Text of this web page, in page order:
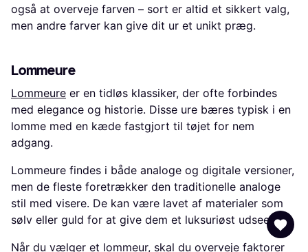
også at overveje farven – sort er altid et sikkert valg,
men andre farver kan give dit ur et unikt præg.
Lommeure
Lommeure er en tidløs klassiker, der ofte forbindes
med elegance og historie. Disse ure bæres typisk i en
lomme med en kæde fastgjort til tøjet for nem
adgang.
Lommeure findes i både analoge og digitale versioner,
men de fleste foretrækker den traditionelle analoge
stil med visere. De kan være lavet af materialer som
sølv eller guld for at give dem et luksuriøst udseende.
Når du vælger et lommeur, skal du overveje faktorer